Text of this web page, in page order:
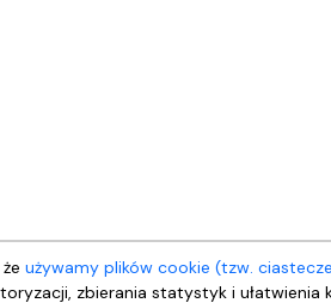
używamy plików cookie (tzw.
zbierania statystyk i ułatwienia